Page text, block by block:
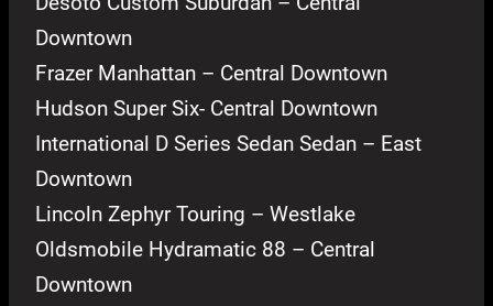
Downtown
Frazer Manhattan – Central Downtown
Hudson Super Six- Central Downtown
International D Series Sedan Sedan – East
Downtown
Lincoln Zephyr Touring – Westlake
Oldsmobile Hydramatic 88 – Central
Downtown